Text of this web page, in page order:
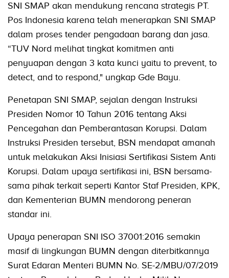
SNI SMAP akan mendukung rencana strategis PT.
Pos Indonesia karena telah menerapkan SNI SMAP
dalam proses tender pengadaan barang dan jasa.
“TUV Nord melihat tingkat komitmen anti
penyuapan dengan 3 kata kunci yaitu to prevent, to
detect, and to respond," ungkap Gde Bayu.
Penetapan SNI SMAP, sejalan dengan Instruksi
Presiden Nomor 10 Tahun 2016 tentang Aksi
Pencegahan dan Pemberantasan Korupsi. Dalam
Instruksi Presiden tersebut, BSN mendapat amanah
untuk melakukan Aksi Inisiasi Sertifikasi Sistem Anti
Korupsi. Dalam upaya sertifikasi ini, BSN bersama-
sama pihak terkait seperti Kantor Staf Presiden, KPK,
dan Kementerian BUMN mendorong peneran
standar ini.
Upaya penerapan SNI ISO 37001:2016 semakin
masif di lingkungan BUMN dengan diterbitkannya
Surat Edaran Menteri BUMN No. SE-2/MBU/07/2019